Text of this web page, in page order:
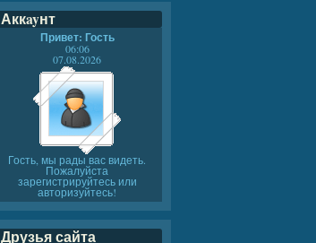
Аккayнт
Привет: Гость
06:06
07.08.2026
Гость, мы рады вас видеть.
Пожалуйста
зарегистрируйтесь или
авторизуйтесь!
Друзья сайта